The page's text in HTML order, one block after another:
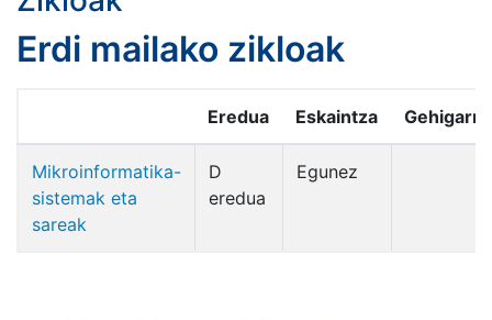
Erdi mailako zikloak
Eredua Eskaintza
Mikroinformatika-
sistemak eta
sareak
D
eredua
Egunez